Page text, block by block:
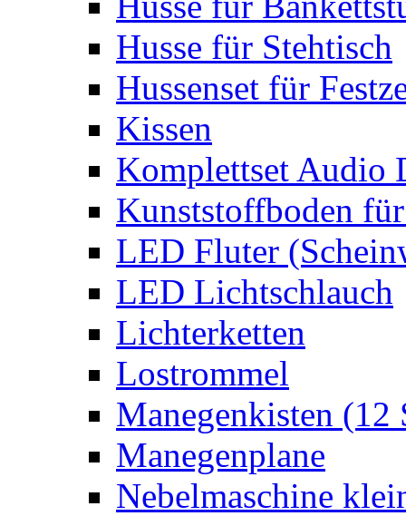
Husse für Stehtisch
Hussenset für
Kissen
Komplettset Audio
Kunststoffboden
LED Fluter
LED Lichtschlauch
Lichterketten
Lostrommel
Manegenkisten (12
Manegenplane
Nebelmaschine